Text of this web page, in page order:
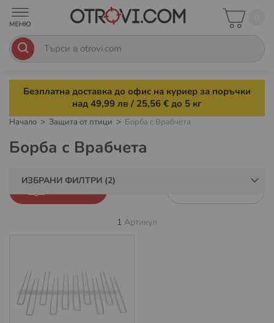
Безплатна доставка до офис на куриер за поръчки
над 49,99 лв / 25,56 € до 5 кг
Начало Защита от птици Борба с Врабчета
Борба с Врабчета
1 Артикул
ИЗБРАНИ ФИЛТРИ